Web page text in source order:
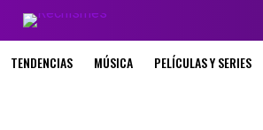
TENDENCIAS MÚSICA PELÍCULAS Y SERIES